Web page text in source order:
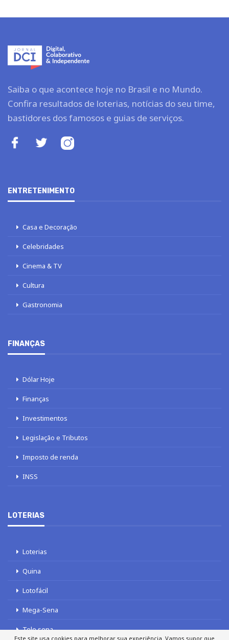
Saiba o que acontece hoje no Brasil e no Mundo.
Confira resultados de loterias, notícias do seu time,
bastidores dos famosos e guias de serviços.
ENTRETENIMENTO
Casa e Decoração
Celebridades
Cinema & TV
Cultura
Gastronomia
FINANÇAS
Dólar Hoje
Finanças
Investimentos
Legislação e Tributos
Imposto de renda
INSS
LOTERIAS
Loterias
Quina
Lotofácil
Mega-Sena
Tele sena
Este site usa cookies para melhorar sua experiência. Vamos supor que